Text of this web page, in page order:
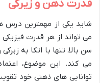
قدرت ذهن و زیرکی
شاید یکی از مهمترین درس
می تواند از هر قدرت
سن بالا، تنها با اتکا به
می کند. این موضوع،
توانایی های ذهنی خود